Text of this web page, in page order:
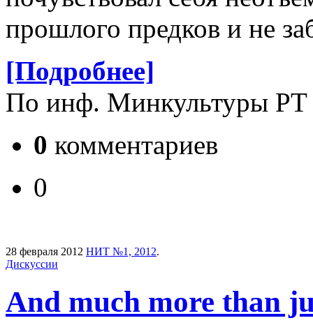
прошлого предков и не
[Подробнее]
По инф. Минкультуры РТ
0 комментариев
0
28 февраля 2012 НИТ №1, 2012.
Дискуссии
Аnd much more than